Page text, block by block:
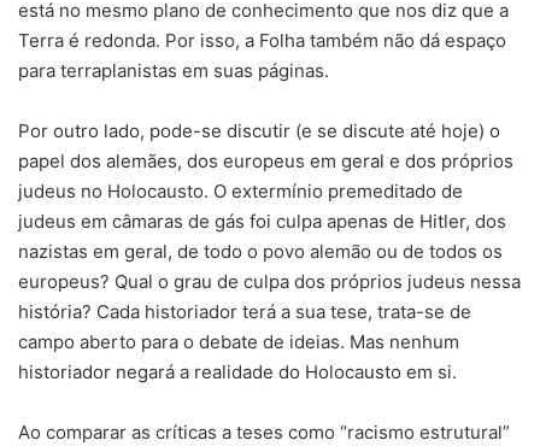
está no mesmo plano de conhecimento que nos diz que a
Terra é redonda. Por isso, a Folha também não dá espaço
para terraplanistas em suas páginas.
Por outro lado, pode-se discutir (e se discute até hoje) o
papel dos alemães, dos europeus em geral e dos próprios
judeus no Holocausto. O extermínio premeditado de
judeus em câmaras de gás foi culpa apenas de Hitler, dos
nazistas em geral, de todo o povo alemão ou de todos os
europeus? Qual o grau de culpa dos próprios judeus nessa
história? Cada historiador terá a sua tese, trata-se de
campo aberto para o debate de ideias. Mas nenhum
historiador negará a realidade do Holocausto em si.
Ao comparar as críticas a teses como “racismo estrutural”